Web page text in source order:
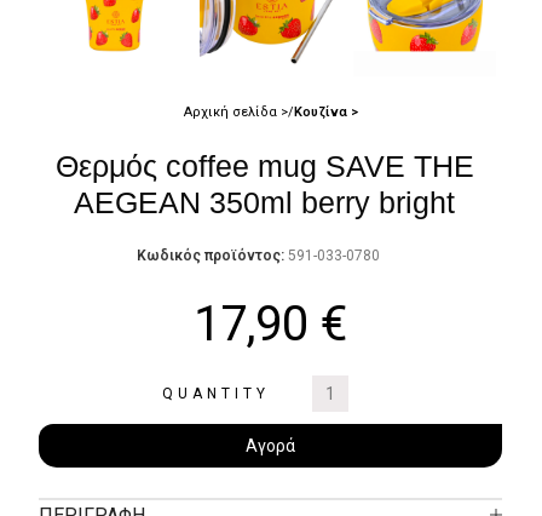
Αρχική σελίδα Κουζίνα
Θερμός coffee mug SAVE THE
AEGEAN 350ml berry bright
Κωδικός προϊόντος: 591-033-0780
17,90 €
QUANTITY
Αγορά